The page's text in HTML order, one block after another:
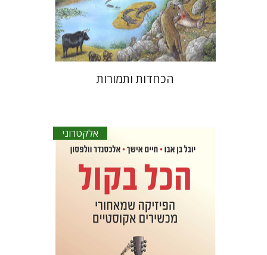
הנחת אתר ספר מודפס
$57
$51
הכחדות ותמורות
אלקטרוני
יובל בן-אבו חיים אישך
אלכסנדר